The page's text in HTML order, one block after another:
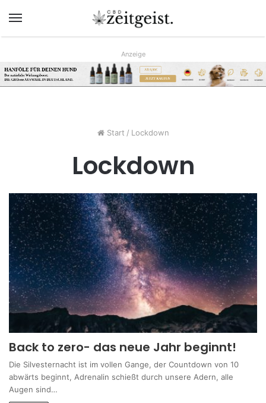
Menü
Anzeige
HANFÖLE FÜR DEINEN HUND
Der natürliche Wirkungsboost.
DIE GRÖsste AUSWAHL IN DEUTSCHLAND.
AB 9,90€
JETZT KAUFEN
www.hunreys.de
Start / Lockdown
Lockdown
Back to zero- das neue Jahr beginnt!
Die Silvesternacht ist im vollen Gange, der Countdown von 10
abwärts beginnt, Adrenalin schießt durch unsere Adern, alle
Augen sind…